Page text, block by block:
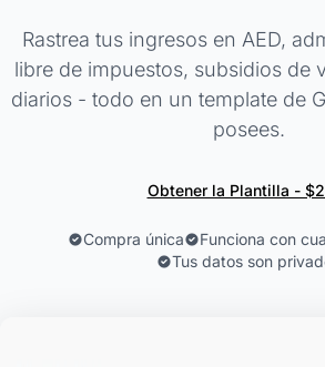
Rastrea tus ingresos en AED,
libre de impuestos, subsidios de
diarios - todo en un template de
posees.
Obtener la Plantilla -
Compra única
Funciona con
Tus datos son